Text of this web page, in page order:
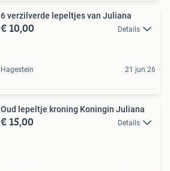
6 verzilverde lepeltjes van Juliana
€ 10,00 Details
Hagestein 21 jun 26
Oud lepeltje kroning Koningin Juliana
€ 15,00 Details